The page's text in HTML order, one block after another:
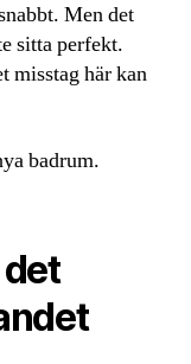
Men det
sitta perfekt.
misstag här kan
badrum.